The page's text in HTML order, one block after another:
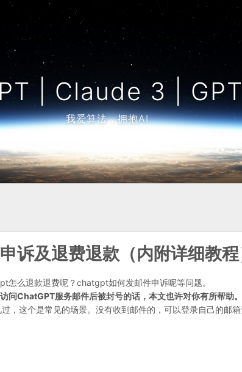
| Claude 3 |
我爱算法，拥抱AI
诉及退费退款（内附详细教程
怎么退款退费呢？chatgpt如何发邮件申诉呢等问题。
ChatGPT服务邮件后被封号的话，本文也许对你有所帮助。
这个是常见的场景。没有收到邮件的，可以登录自己的邮箱